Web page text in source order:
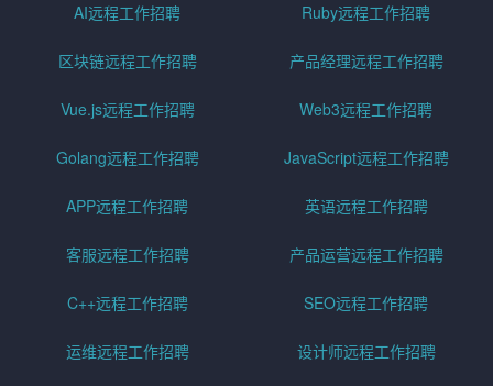
AI远程工作招聘 Ruby远程工作招聘
区块链远程工作招聘 产品经理远程工作招聘
Vue.js远程工作招聘 Web3远程工作招聘
Golang远程工作招聘 JavaScript远程工作招聘
APP远程工作招聘 英语远程工作招聘
客服远程工作招聘 产品运营远程工作招聘
C++远程工作招聘 SEO远程工作招聘
运维远程工作招聘 设计师远程工作招聘